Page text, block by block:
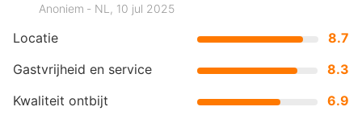
Locatie
8.7
Gastvrijheid en service
8.3
Kwaliteit ontbijt
6.9
Anoniem ‐ NL, 10 jul 2025